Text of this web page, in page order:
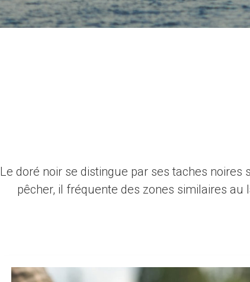
Le doré noir se distingue par ses taches
pêcher, il fréquente des zones similaires